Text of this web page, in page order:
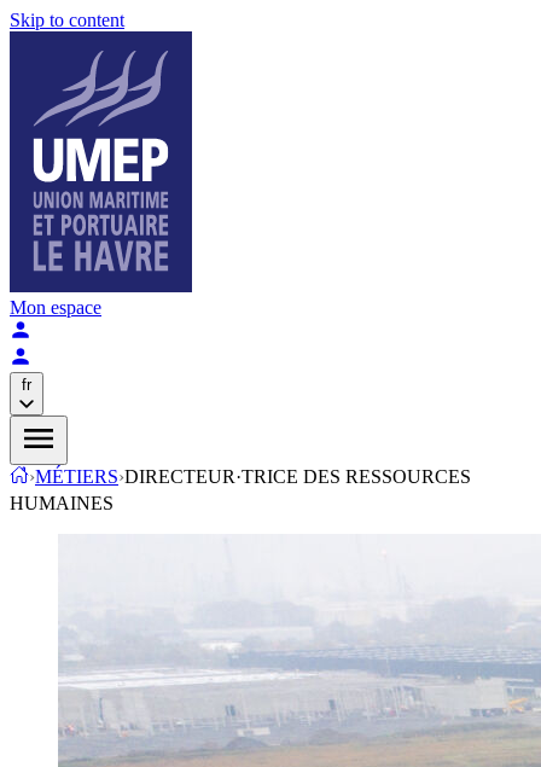
Skip to content
Mon espace
fr
›MÉTIERS›DIRECTEUR·TRICE DES RESSOURCES
HUMAINES